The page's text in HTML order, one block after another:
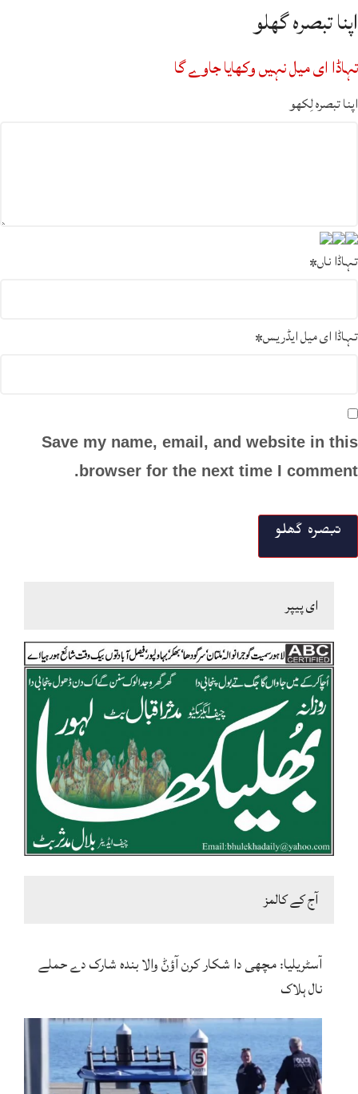
اپنا تبصرہ گھلو
تہاڈا ای میل نہیں وکھایا جاوے گا
اپنا تبصرہ لِکھو
تہاڈا ناں*
تہاڈا ای میل ایڈریس*
Save my name, email, and website in this
browser for the next time I comment.
ای پیپر
آج کے کالمز
آسٹریلیا: مچھی دا شکار کرن آؤݨ والا بندہ شارک دے حملے
نال ہلاک